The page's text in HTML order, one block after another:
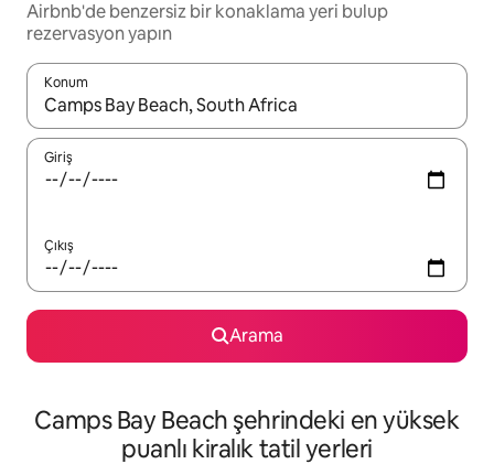
Airbnb'de benzersiz bir konaklama yeri bulup
rezervasyon yapın
Konum
Sonuçlar kullanılabilir olduğunda yukarı ve aşağı oklarıyla
Giriş
Çıkış
Arama
Camps Bay Beach şehrindeki en yüksek
puanlı kiralık tatil yerleri